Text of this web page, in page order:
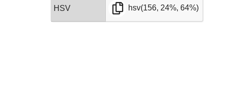
HSV hsv(156, 24%, 64%)